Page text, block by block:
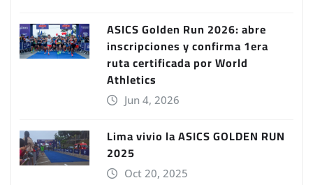
ASICS Golden Run 2026: abre
inscripciones y confirma 1era
ruta certificada por World
Athletics
Jun 4, 2026
Lima vivio la ASICS GOLDEN RUN
2025
Oct 20, 2025